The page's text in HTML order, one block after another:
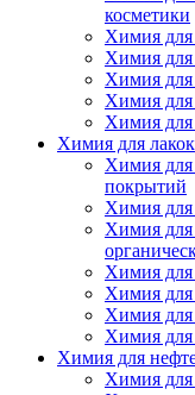
косметики
Химия для
Химия для
Химия для
Химия для
Химия для
Химия для
Химия для
покрытий
Химия для
Химия для
Химия для
Химия для
Химия для
Химия для
Химия для
Химия для